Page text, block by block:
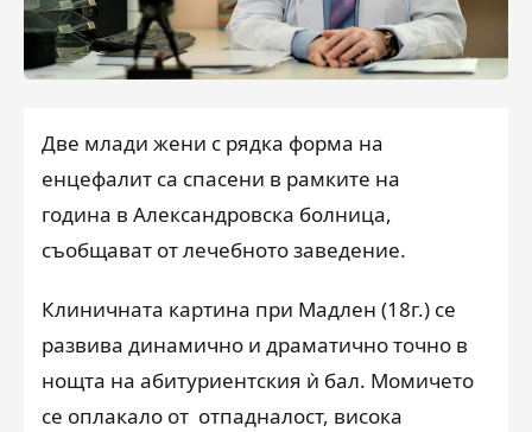
Две млади жени с рядка форма на
енцефалит са спасени в рамките на
година в Александровска болница,
съобщават от лечебното заведение.
Клиничната картина при Мадлен (18г.) се
развива динамично и драматично точно в
нощта на абитуриентския ѝ бал. Момичето
се оплакало от отпадналост, висока